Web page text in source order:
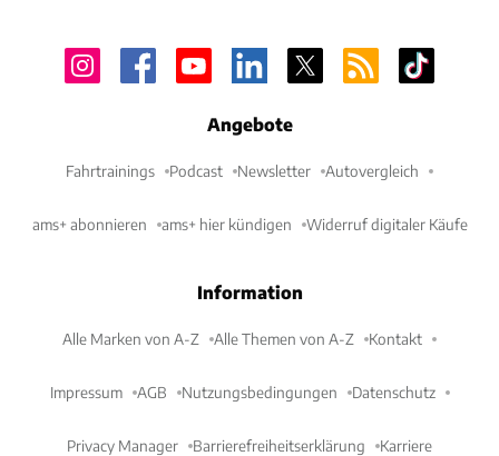
Angebote
Fahrtrainings Podcast Newsletter Autovergleich
ams+ abonnieren ams+ hier kündigen Widerruf digitaler Käufe
Information
Alle Marken von A-Z Alle Themen von A-Z Kontakt
Impressum AGB Nutzungsbedingungen Datenschutz
Privacy Manager Barrierefreiheitserklärung Karriere